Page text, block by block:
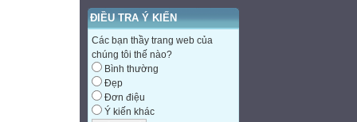
ĐIỀU TRA Ý KIẾN
Các bạn thầy trang web của
chúng tôi thế nào?
Bình thường
Đẹp
Đơn điệu
Ý kiến khác